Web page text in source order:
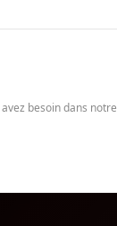
besoin dans notre